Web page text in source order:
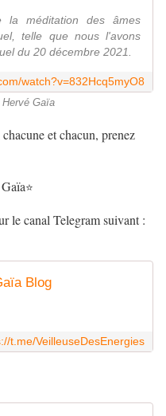
la méditation des âmes
telle que nous l'avons
du 20 décembre 2021.
watch?v=832Hcq5myO8
Hervé Gaïa
et chacun, prenez
⭐
le canal Telegram suivant :
Blog
t.me/VeilleuseDesEnergies